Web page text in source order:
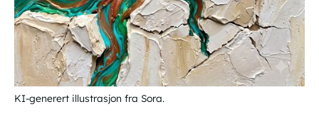
KI-generert illustrasjon fra Sora.